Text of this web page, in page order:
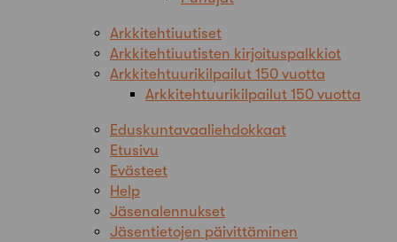
Arkkitehtiuutiset
Arkkitehtiuutisten kirjoituspalkkiot
Arkkitehtuurikilpailut 150 vuotta
Arkkitehtuurikilpailut 150 vuotta
Eduskuntavaaliehdokkaat
Etusivu
Evästeet
Help
Jäsenalennukset
Jäsentietojen päivittäminen